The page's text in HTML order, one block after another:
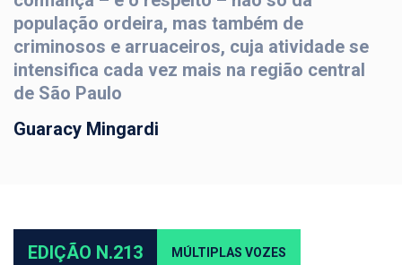
população ordeira, mas também de
criminosos e arruaceiros, cuja atividade se
intensifica cada vez mais na região central
de São Paulo
Guaracy Mingardi
EDIÇÃO N.213 MÚLTIPLAS VOZES